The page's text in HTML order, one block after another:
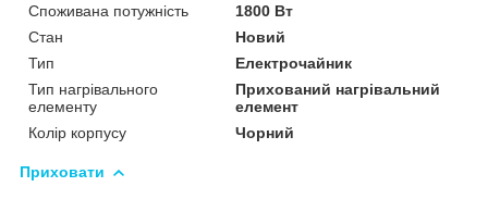
Споживана потужність
1800 Вт
Стан
Новий
Тип
Електрочайник
Тип нагрівального
елементу
Прихований нагрівальний
елемент
Колір корпусу
Чорний
Приховати